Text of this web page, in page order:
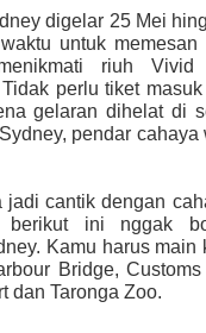
digelar 25 Mei
untuk memesan
riuh Vivid
perlu tiket
gelaran dihelat di
pendar cahaya
jadi cantik dengan
berikut ini nggak
Kamu harus main
Bridge,
dan Taronga Zoo.